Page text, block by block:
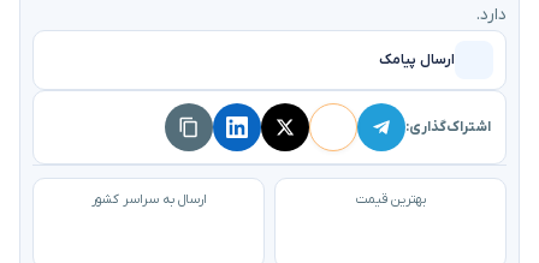
دارد.
ارسال پیامک
اشتراک‌گذاری:
بهترین قیمت ارسال به سراسر کشور